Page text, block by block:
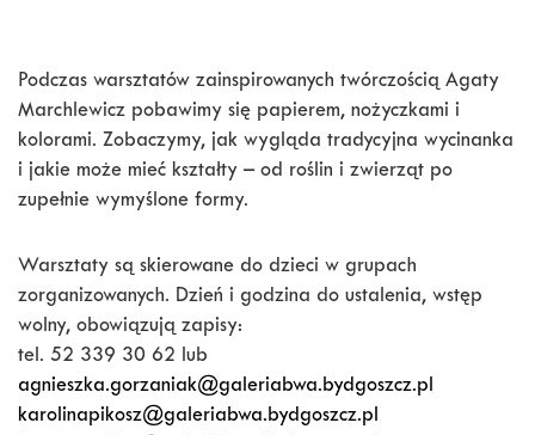
Podczas warsztatów zainspirowanych twórczością Agaty
Marchlewicz pobawimy się papierem, nożyczkami i
kolorami. Zobaczymy, jak wygląda tradycyjna wycinanka
i jakie może mieć kształty – od roślin i zwierząt po
zupełnie wymyślone formy.
Warsztaty są skierowane do dzieci w grupach
zorganizowanych. Dzień i godzina do ustalenia, wstęp
wolny, obowiązują zapisy:
tel. 52 339 30 62 lub
agnieszka.gorzaniak@galeriabwa.bydgoszcz.pl
karolinapikosz@galeriabwa.bydgoszcz.pl